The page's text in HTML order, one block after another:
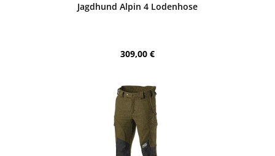
Jagdhund Alpin 4 Lodenhose
Regulärer Preis:
309,00 €